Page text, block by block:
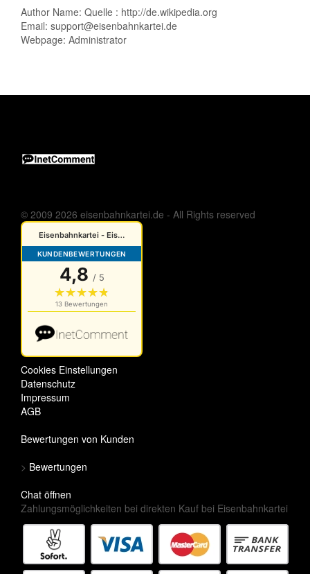
Author Name: Quelle : http://de.wikipedia.org
Email: support@eisenbahnkartei.de
Webpage: Administrator
© 2009 2026 eisenbahnkartei.de - All Rights reserved
Cookies Einstellungen
Datenschutz
Impressum
AGB
Bewertungen von Kunden
> Bewertungen
Chat öffnen
Zahlungsmöglichkeiten bei direkten Kauf bei Eisenbahnkartei